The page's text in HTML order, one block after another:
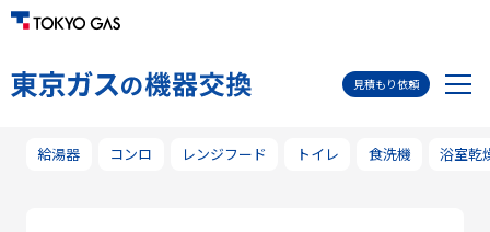
見積もり依頼
メ
ー
給湯器 コンロ レンジフード トイレ 食洗機 浴室乾